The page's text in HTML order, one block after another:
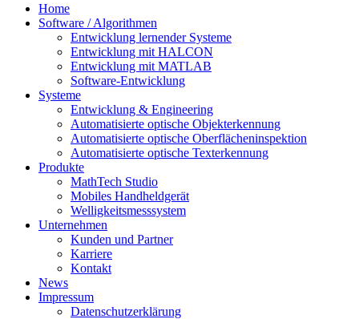
Home
Software / Algorithmen
Entwicklung lernender Systeme
Entwicklung mit HALCON
Entwicklung mit MATLAB
Software-Entwicklung
Systeme
Entwicklung & Engineering
Automatisierte optische Objekterkennung
Automatisierte optische Oberflächeninspektion
Automatisierte optische Texterkennung
Produkte
MathTech Studio
Mobiles Handheldgerät
Welligkeitsmesssystem
Unternehmen
Kunden und Partner
Karriere
Kontakt
News
Impressum
Datenschutzerklärung